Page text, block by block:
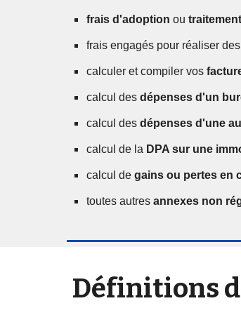
frais d'adoption ou
frais engagés pour réaliser des
calculer et compiler vos
calcul des dépenses d'un
calcul des dépenses d'une
calcul de la DPA sur une
calcul de gains ou pertes en
toutes autres annexes non
Définitions